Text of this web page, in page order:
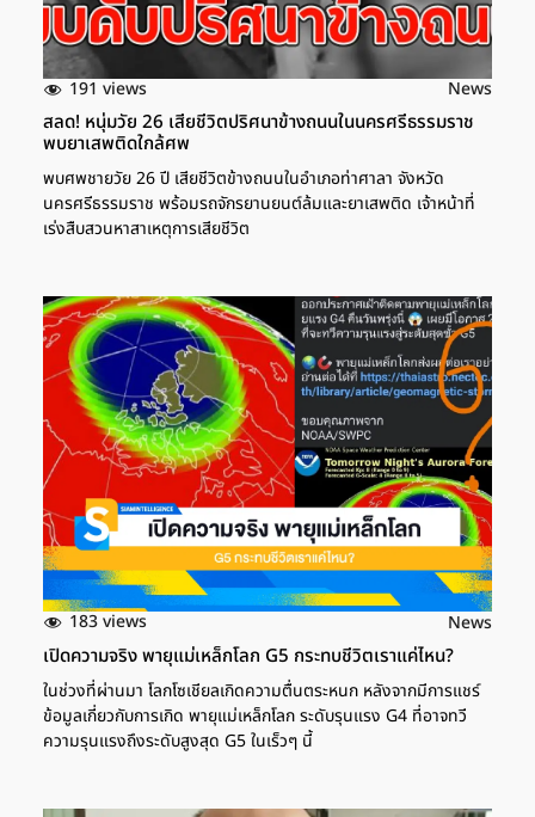
191 views News
สลด! หนุ่มวัย 26 เสียชีวิตปริศนาข้างถนนในนครศรีธรรมราช
พบยาเสพติดใกล้ศพ
พบศพชายวัย 26 ปี เสียชีวิตข้างถนนในอำเภอท่าศาลา จังหวัด
นครศรีธรรมราช พร้อมรถจักรยานยนต์ล้มและยาเสพติด เจ้าหน้าที่
เร่งสืบสวนหาสาเหตุการเสียชีวิต
183 views News
เปิดความจริง พายุแม่เหล็กโลก G5 กระทบชีวิตเราแค่ไหน?
ในช่วงที่ผ่านมา โลกโซเชียลเกิดความตื่นตระหนก หลังจากมีการแชร์
ข้อมูลเกี่ยวกับการเกิด พายุแม่เหล็กโลก ระดับรุนแรง G4 ที่อาจทวี
ความรุนแรงถึงระดับสูงสุด G5 ในเร็วๆ นี้